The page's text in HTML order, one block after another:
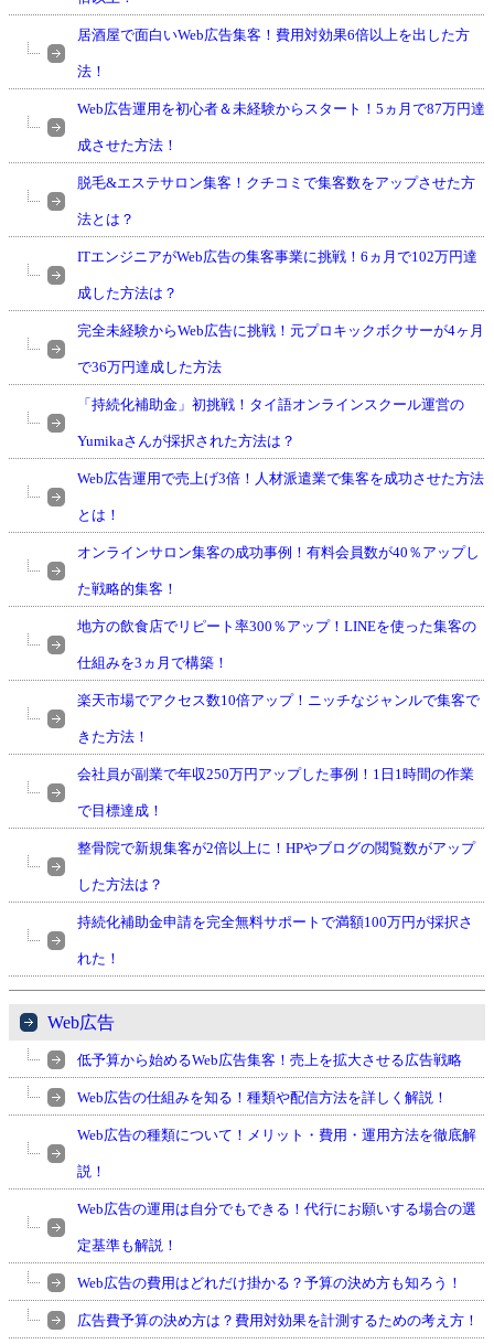
居酒屋で面白いWeb広告集客！費用対効果6倍以上を出した方
法！
Web広告運用を初心者＆未経験からスタート！5ヵ月で87万円達
成させた方法！
脱毛&エステサロン集客！クチコミで集客数をアップさせた方
法とは？
ITエンジニアがWeb広告の集客事業に挑戦！6ヵ月で102万円達
成した方法は？
完全未経験からWeb広告に挑戦！元プロキックボクサーが4ヶ月
で36万円達成した方法
「持続化補助金」初挑戦！タイ語オンラインスクール運営の
Yumikaさんが採択された方法は？
Web広告運用で売上げ3倍！人材派遣業で集客を成功させた方法
とは！
オンラインサロン集客の成功事例！有料会員数が40％アップし
た戦略的集客！
地方の飲食店でリピート率300％アップ！LINEを使った集客の
仕組みを3ヵ月で構築！
楽天市場でアクセス数10倍アップ！ニッチなジャンルで集客で
きた方法！
会社員が副業で年収250万円アップした事例！1日1時間の作業
で目標達成！
整骨院で新規集客が2倍以上に！HPやブログの閲覧数がアップ
した方法は？
持続化補助金申請を完全無料サポートで満額100万円が採択さ
れた！
Web広告
低予算から始めるWeb広告集客！売上を拡大させる広告戦略
Web広告の仕組みを知る！種類や配信方法を詳しく解説！
Web広告の種類について！メリット・費用・運用方法を徹底解
説！
Web広告の運用は自分でもできる！代行にお願いする場合の選
定基準も解説！
Web広告の費用はどれだけ掛かる？予算の決め方も知ろう！
広告費予算の決め方は？費用対効果を計測するための考え方！